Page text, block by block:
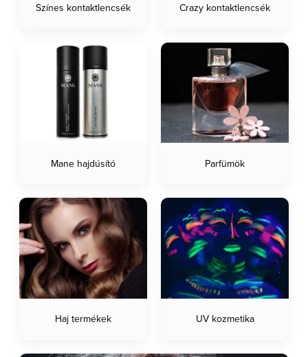
Színes kontaktlencsék Crazy kontaktlencsék
Mane hajdúsító Parfümök
Haj termékek UV kozmetika